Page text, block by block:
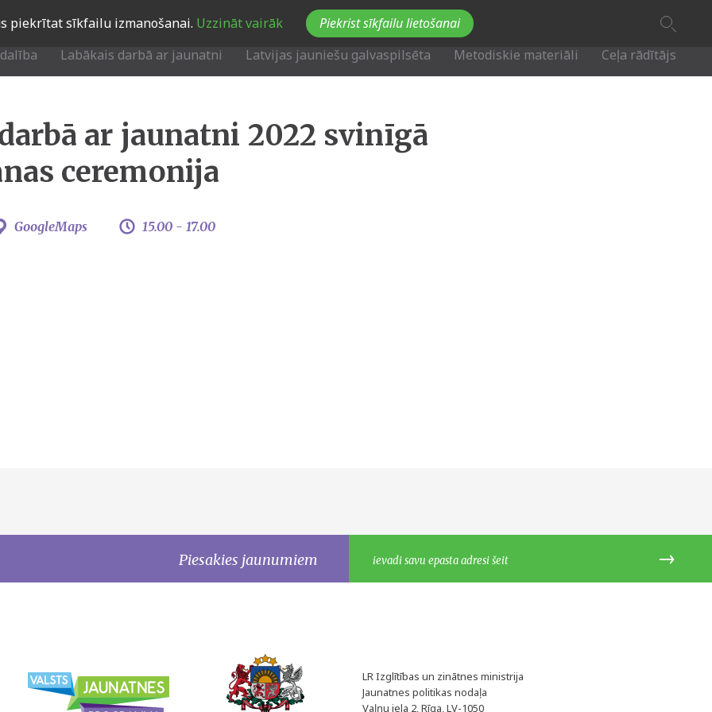
piekrītat sīkfailu izmanošanai. Uzzināt vairāk Piekrist sīkfailu lietošanai
Labākais darbā ar jaunatni Latvijas jauniešu galvaspilsēta Metodiskie materiāli Ceļa rādītājs
ar jaunatni 2022 svinīgā
ceremonija
GoogleMaps 15.00 - 17.00
Piesakies jaunumiem
LR Izglītības un zinātnes ministrija
Jaunatnes politikas nodaļa
Vaļņu iela 2, Rīga, LV-1050